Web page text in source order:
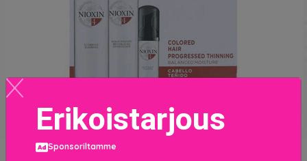
Erikoistarjous
Sponsoriltamme